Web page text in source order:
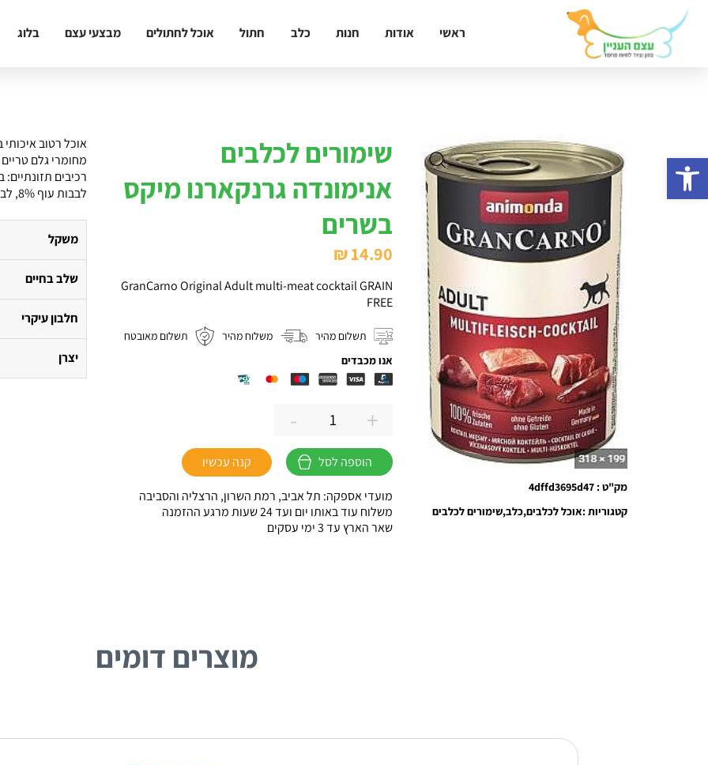
ראשי אודות חנות כלב חתול אוכל לחתולים מבצעי עצם בלוג
מק"ט : 4dffd3695d47
קטגוריות :אוכל לכלבים כלב שימורים לכלבים
שימורים לכלבים
אנימונדה גרנקארנו מיקס
בשרים
₪14.90
GranCarno Original Adult multi-meat cocktail GRAIN
FREE
תשלום מהיר משלוח מהיר
תשלום מאובטח
אנו מכבדים
+כמות
של
שימורים
לכלבים
אנימונדה
גרנקארנו
-
הוספה לסל קנה עכשיו
מועדי אספקה: תל אביב, רמת השרון, הרצליה והסביבה
משלוח עוד באותו יום ועד 24 שעות מרגע ההזמנה
שאר הארץ עד 3 ימי עסקים
מחומרי גלם טריים
לבבות עוף 8%, לבבות הודו 5% בשר צייד 4% ונתרן כלורי.
משקל
שלב בחיים
חלבון עיקרי
יצרן
מוצרים דומים
פתח סרגל נגישות